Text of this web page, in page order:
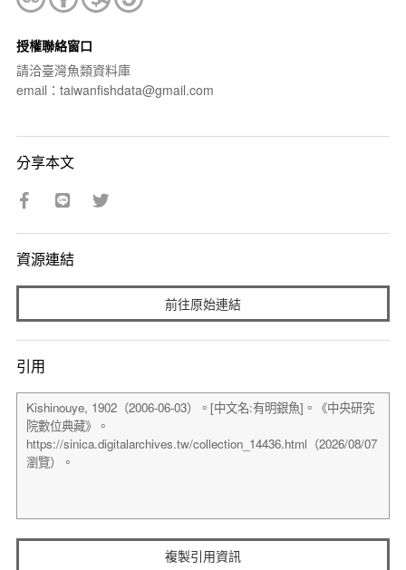
授權聯絡窗口
請洽臺灣魚類資料庫
email：taiwanfishdata@gmail.com
分享本文
資源連結
前往原始連結
引用
複製引用資訊